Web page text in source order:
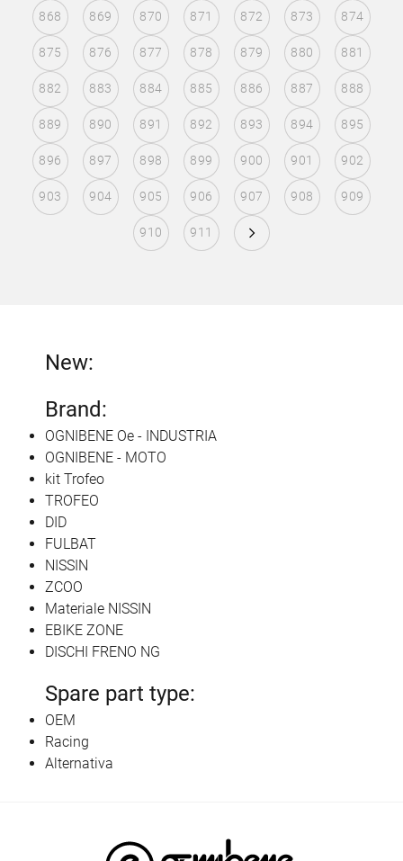
868 869 870 871 872 873 874
875 876 877 878 879 880 881
882 883 884 885 886 887 888
889 890 891 892 893 894 895
896 897 898 899 900 901 902
903 904 905 906 907 908 909
910 911
New:
Brand:
OGNIBENE Oe - INDUSTRIA
OGNIBENE - MOTO
kit Trofeo
TROFEO
DID
FULBAT
NISSIN
ZCOO
Materiale NISSIN
EBIKE ZONE
DISCHI FRENO NG
Spare part type:
OEM
Racing
Alternativa